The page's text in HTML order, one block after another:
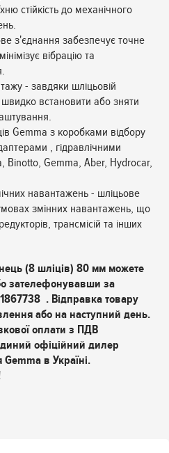
стійкість до механічного
з'єднання забезпечує точне
вібрацію та
- завдяки шліцьовій
встановити або зняти
Gemma з коробками відбору
, гідравлічними
Binotto, Gemma, Aber, Hydrocar,
навантажень - шліцьове
змінних навантажень, що
трансмісій та інших
(8 шліців) 80 мм можете
зателефонувавши за
. Відправка товару
або на наступний день.
оплати з ПДВ
офіційний дилер
в Україні.